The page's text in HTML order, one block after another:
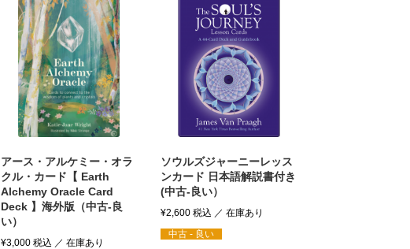
アース・アルケミー・オラ
クル・カード【 Earth
Alchemy Oracle Card
Deck 】海外版（中古-良
い）
¥3,000 税込
ソウルズジャーニーレッス
ンカード 日本語解説書付き
(中古-良い）
¥2,600 税込
中古 - 良い